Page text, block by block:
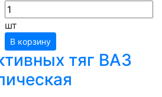
шт
В корзину
тяг ВАЗ